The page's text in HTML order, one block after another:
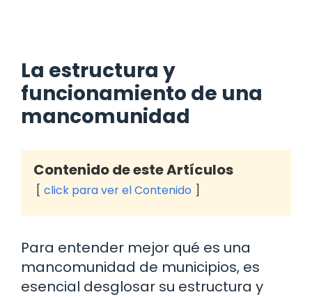
La estructura y
funcionamiento de una
mancomunidad
Contenido de este Artículos
click para ver el Contenido
Para entender mejor qué es una
mancomunidad de municipios, es
esencial desglosar su estructura y